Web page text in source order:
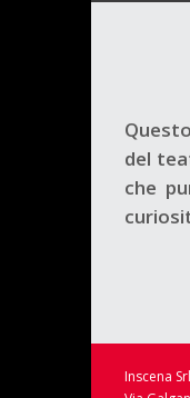
del
che
Inscena Srl